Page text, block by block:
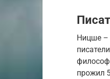
Ницше –
прожил